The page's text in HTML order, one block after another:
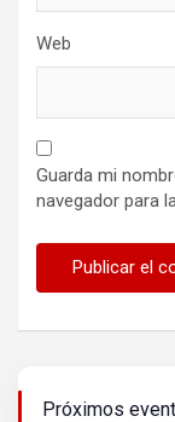
Web
Guarda mi
navegador para
Próximos